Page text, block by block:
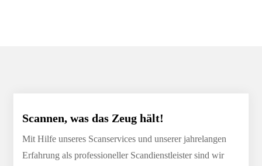
Scannen, was das Zeug hält!
Mit Hilfe unseres Scanservices und unserer jahrelangen
Erfahrung als professioneller Scandienstleister sind wir